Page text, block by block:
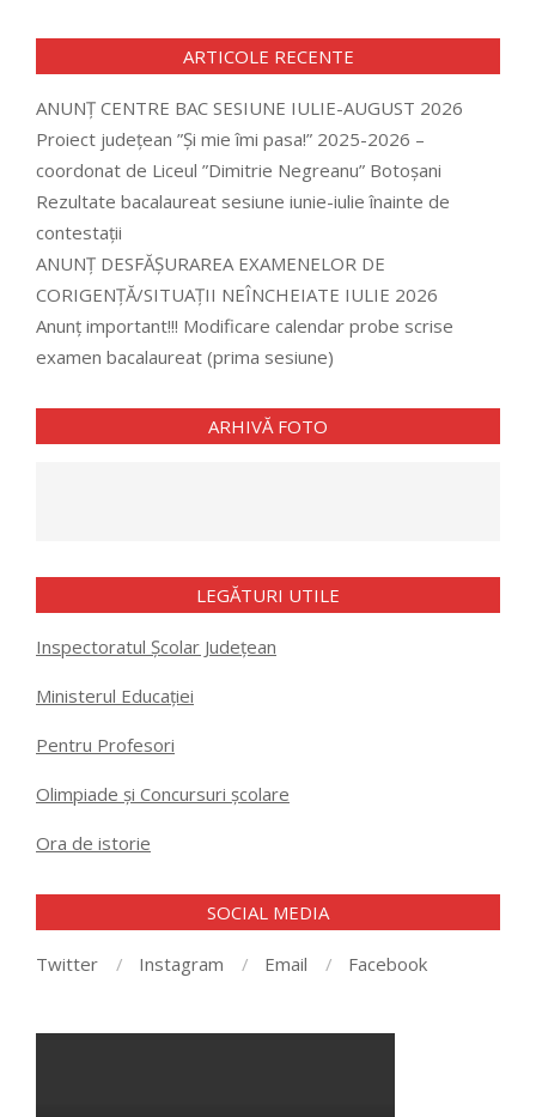
ARTICOLE RECENTE
ANUNȚ CENTRE BAC SESIUNE IULIE-AUGUST 2026
Proiect județean ”Și mie îmi pasa!” 2025-2026 –
coordonat de Liceul ”Dimitrie Negreanu” Botoșani
Rezultate bacalaureat sesiune iunie-iulie înainte de
contestații
ANUNȚ DESFĂȘURAREA EXAMENELOR DE
CORIGENȚĂ/SITUAȚII NEÎNCHEIATE IULIE 2026
Anunț important!!! Modificare calendar probe scrise
examen bacalaureat (prima sesiune)
ARHIVĂ FOTO
LEGĂTURI UTILE
Inspectoratul Școlar Județean
Ministerul Educației
Pentru Profesori
Olimpiade și Concursuri școlare
Ora de istorie
SOCIAL MEDIA
Twitter Instagram Email Facebook